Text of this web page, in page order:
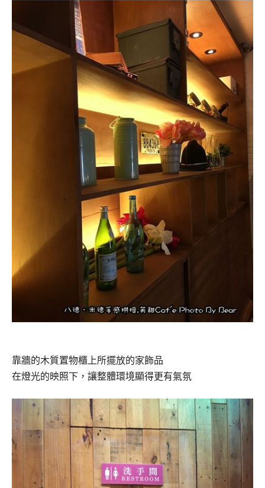
靠牆的木質置物櫃上所擺放的家飾品
在燈光的映照下，讓整體環境顯得更有氣氛